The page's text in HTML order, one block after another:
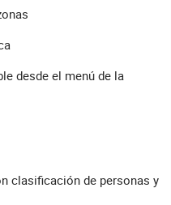
desde el menú de la
clasificación de personas y